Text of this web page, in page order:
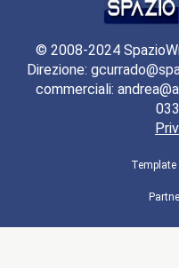
© 2008-2024
Direzione:
commerciali:
Template